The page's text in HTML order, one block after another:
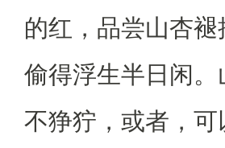
的红，品尝山杏
偷得浮生半日闲
不狰狞，或者，